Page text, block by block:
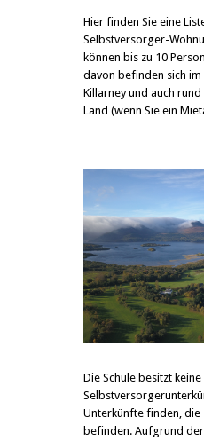
Hier finden Sie eine
Selbstversorger-
können bis zu 10
davon befinden sich
Killarney und auch
Land (wenn Sie ein
Die Schule besitzt keine
Unterkünfte finden, die
befinden. Aufgrund